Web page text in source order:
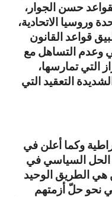
حسن الجوار،
وروسيا الاتحادية،
قواعد القانون
وعدم التساهل مع
التي تمارسها،
التعقيد التي
وكما أعلن في
الحل السياسي في
هي الطريق الوحيد
نحو حلّ أزمتهم